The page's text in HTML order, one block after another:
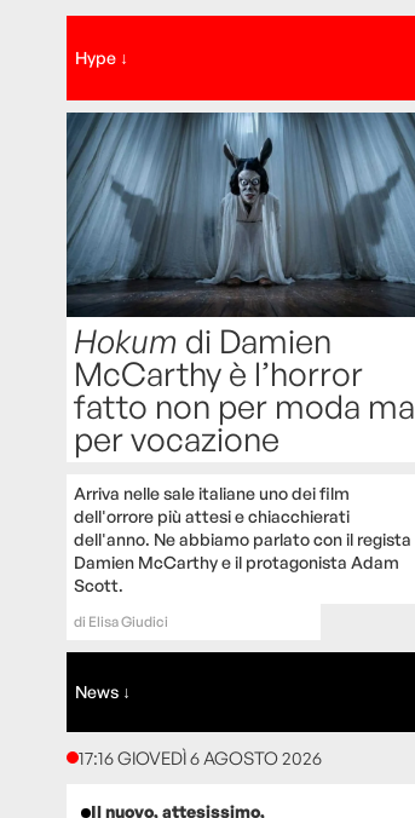
Hype ↓
Hokum di Damien
McCarthy è l’horror
fatto non per moda ma
per vocazione
Arriva nelle sale italiane uno dei film
dell'orrore più attesi e chiacchierati
dell'anno. Ne abbiamo parlato con il regista
Damien McCarthy e il protagonista Adam
Scott.
di Elisa Giudici
News ↓
17:16 GIOVEDÌ 6 AGOSTO 2026
Il nuovo, attesissimo,